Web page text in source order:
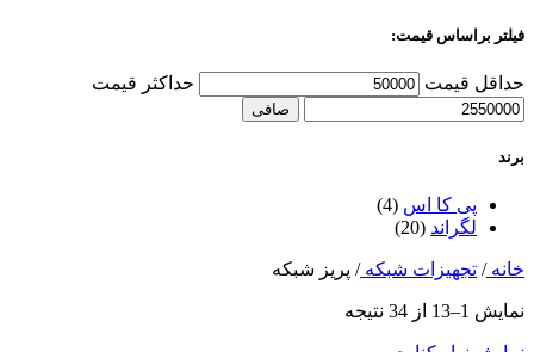
فیلتر براساس قیمت:
حداقل قیمت حداكثر قيمت
صافی
برند
پی کا اس (4)
لگراند (20)
خانه/ تجهیزات شبکه/ پریز شبکه
نمایش 1–13 از 34 نتیجه